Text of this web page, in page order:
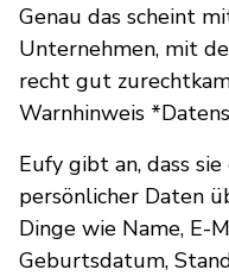
Genau das scheint
Unternehmen, mit
recht gut
Warnhinweis
Eufy gibt an, dass
persönlicher Daten
Dinge wie Name, E-
Geburtsdatum,